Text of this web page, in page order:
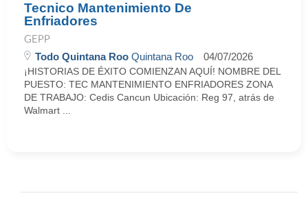
Tecnico Mantenimiento De
Enfriadores
GEPP
Todo Quintana Roo Quintana Roo 04/07/2026
¡HISTORIAS DE ÉXITO COMIENZAN AQUÍ! NOMBRE DEL
PUESTO: TEC MANTENIMIENTO ENFRIADORES ZONA
DE TRABAJO: Cedis Cancun Ubicación: Reg 97, atrás de
Walmart ...